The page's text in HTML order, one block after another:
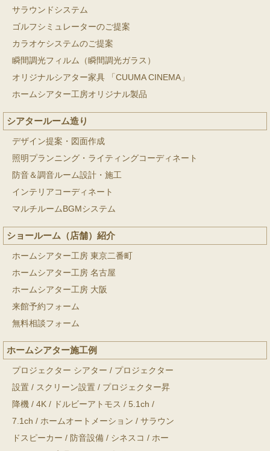
サラウンドシステム
ゴルフシミュレーターのご提案
カラオケシステムのご提案
瞬間調光フィルム（瞬間調光ガラス）
オリジナルシアター家具 「CUUMA CINEMA」
ホームシアター工房オリジナル製品
シアタールーム造り
デザイン提案・図面作成
照明プランニング・ライティングコーディネート
防音＆調音ルーム設計・施工
インテリアコーディネート
マルチルームBGMシステム
ショールーム（店舗）紹介
ホームシアター工房 東京二番町
ホームシアター工房 名古屋
ホームシアター工房 大阪
来館予約フォーム
無料相談フォーム
ホームシアター施工例
プロジェクター シアター / プロジェクター
設置 / スクリーン設置 / プロジェクター昇
降機 / 4K / ドルビーアトモス / 5.1ch /
7.1ch / ホームオートメーション / サラウン
ドスピーカー / 防音設備 / シネスコ / ホー